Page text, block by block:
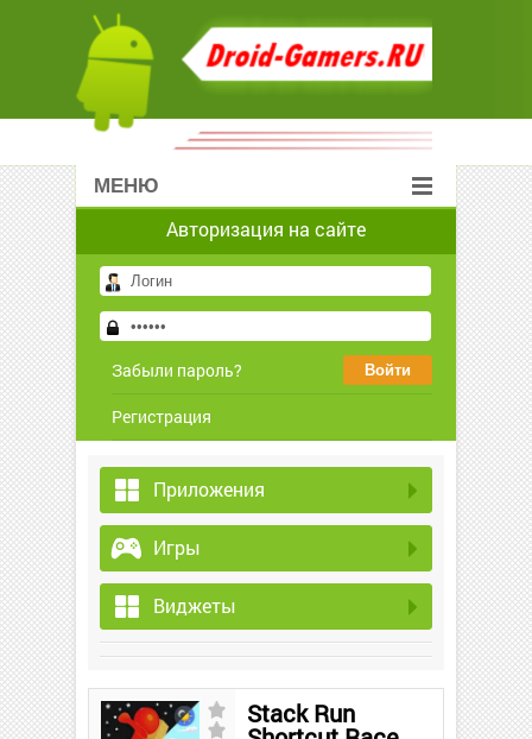
МЕНЮ
Авторизация на сайте
Забыли пароль?
Регистрация
Приложения
Игры
Виджеты
Stack Run